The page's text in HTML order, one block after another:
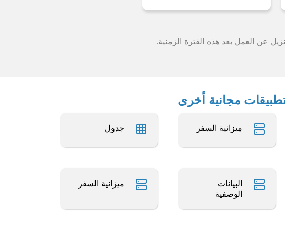
ميزانية السفر جدول
البيانات
الوصفية
ميزانية السفر